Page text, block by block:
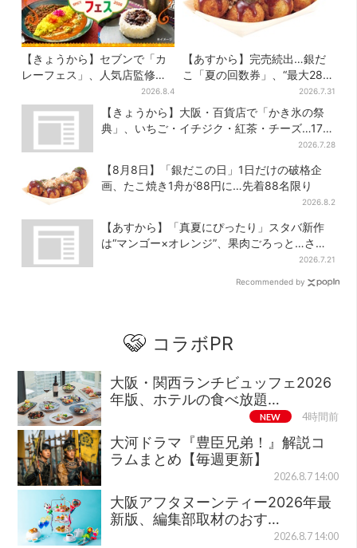
【きょうから】セブンで「カ
レーフェス」、人気店監修メ
ニューなど全15品！お得な割
引キャンペーンは2週間だけ
2026.8.4
【あすから】完売続出…銀だ
こ「夏の回数券」、“最大2811
2026.7.31
【きょうから】大阪・百貨店で「かき氷の祭
典」、いちご・イチジク・紅茶・チーズ…17店
2026.7.28
【8月8日】「銀だこの日」1日だけの破格企
画、たこ焼き1舟が88円に…先着88名限り
2026.8.2
【あすから】「真夏にぴったり」スタバ新作
は“マンゴー×オレンジ”、果肉ごろっと…さっ
2026.7.21
Recommended by
コラボPR
大阪・関西ランチビュッフェ2026
年版、ホテルの食べ放題…
NEW 4時間前
大河ドラマ『豊臣兄弟！』解説コ
ラムまとめ【毎週更新】
2026.8.7 14:00
大阪アフタヌーンティー2026年最
新版、編集部取材のおす…
2026.8.7 14:00